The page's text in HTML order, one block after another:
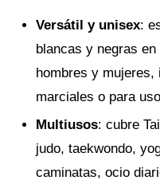
Versátil y unisex:
blancas y negras
hombres y mujeres,
marciales o para
Multiusos: cubre
judo, taekwondo,
caminatas, ocio